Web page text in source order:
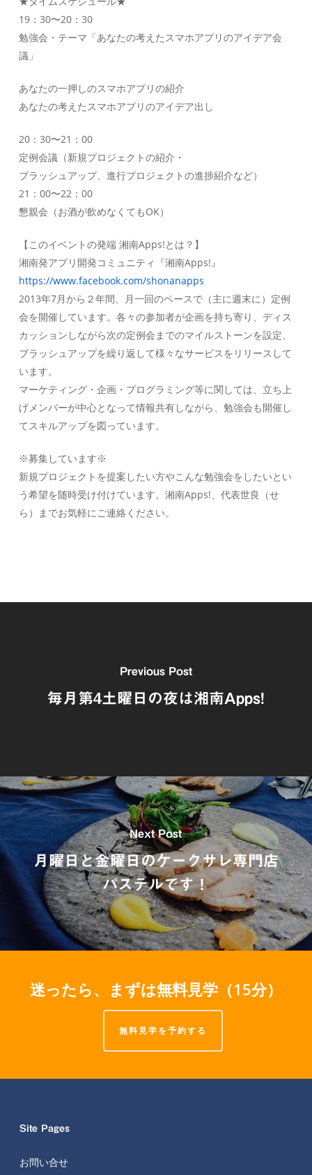
19：30〜20：30
勉強会・テーマ「あなたの考えたスマホアプリのアイデア会
議」
あなたの一押しのスマホアプリの紹介
あなたの考えたスマホアプリのアイデア出し
20：30〜21：00
定例会議（新規プロジェクトの紹介・
ブラッシュアップ、進行プロジェクトの進捗紹介など）
21：00〜22：00
懇親会（お酒が飲めなくてもOK）
【このイベントの発端 湘南Apps!とは？】
湘南発アプリ開発コミュニティ『湘南Apps!』
https://www.facebook.com/shonanapps
2013年7月から２年間、月一回のペースで（主に週末に）定例
会を開催しています。各々の参加者が企画を持ち寄り、ディス
カッションしながら次の定例会までのマイルストーンを設定、
ブラッシュアップを繰り返して様々なサービスをリリースして
います。
マーケティング・企画・プログラミング等に関しては、立ち上
げメンバーが中心となって情報共有しながら、勉強会も開催し
てスキルアップを図っています。
※募集しています※
新規プロジェクトを提案したい方やこんな勉強会をしたいとい
う希望を随時受け付けています。湘南Apps!、代表世良（せ
ら）までお気軽にご連絡ください。
Previous Post
毎月第4土曜日の夜は湘南Apps!
Next Post
月曜日と金曜日のケークサレ専門店
パステルです！
迷ったら、まずは無料見学（15分）
無料見学を予約する
Site Pages
お問い合せ